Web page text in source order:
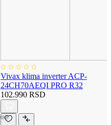
Vivax klima inverter ACP-
24CH70AEQI PRO R32
102.990 RSD